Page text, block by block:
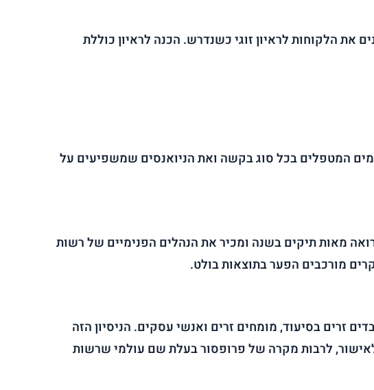
הלקוחות לראיון זוגי כשנדרש. הכנה לראיון כוללת
המטפלים בכל סוג בקשה ואת הניואנסים שמשפיעים על
מאות תיקים בשנה ומכיר את הנהלים הפנימיים של רשות
מורכבים הפער בתוצאות בולט.
זוג זרים, עובדים זרים בסיעוד, מומחים זרים ואנשי עסקים. הניסיון הזה
לרבות מקרה של פרופסור בעלת שם עולמי שרשות